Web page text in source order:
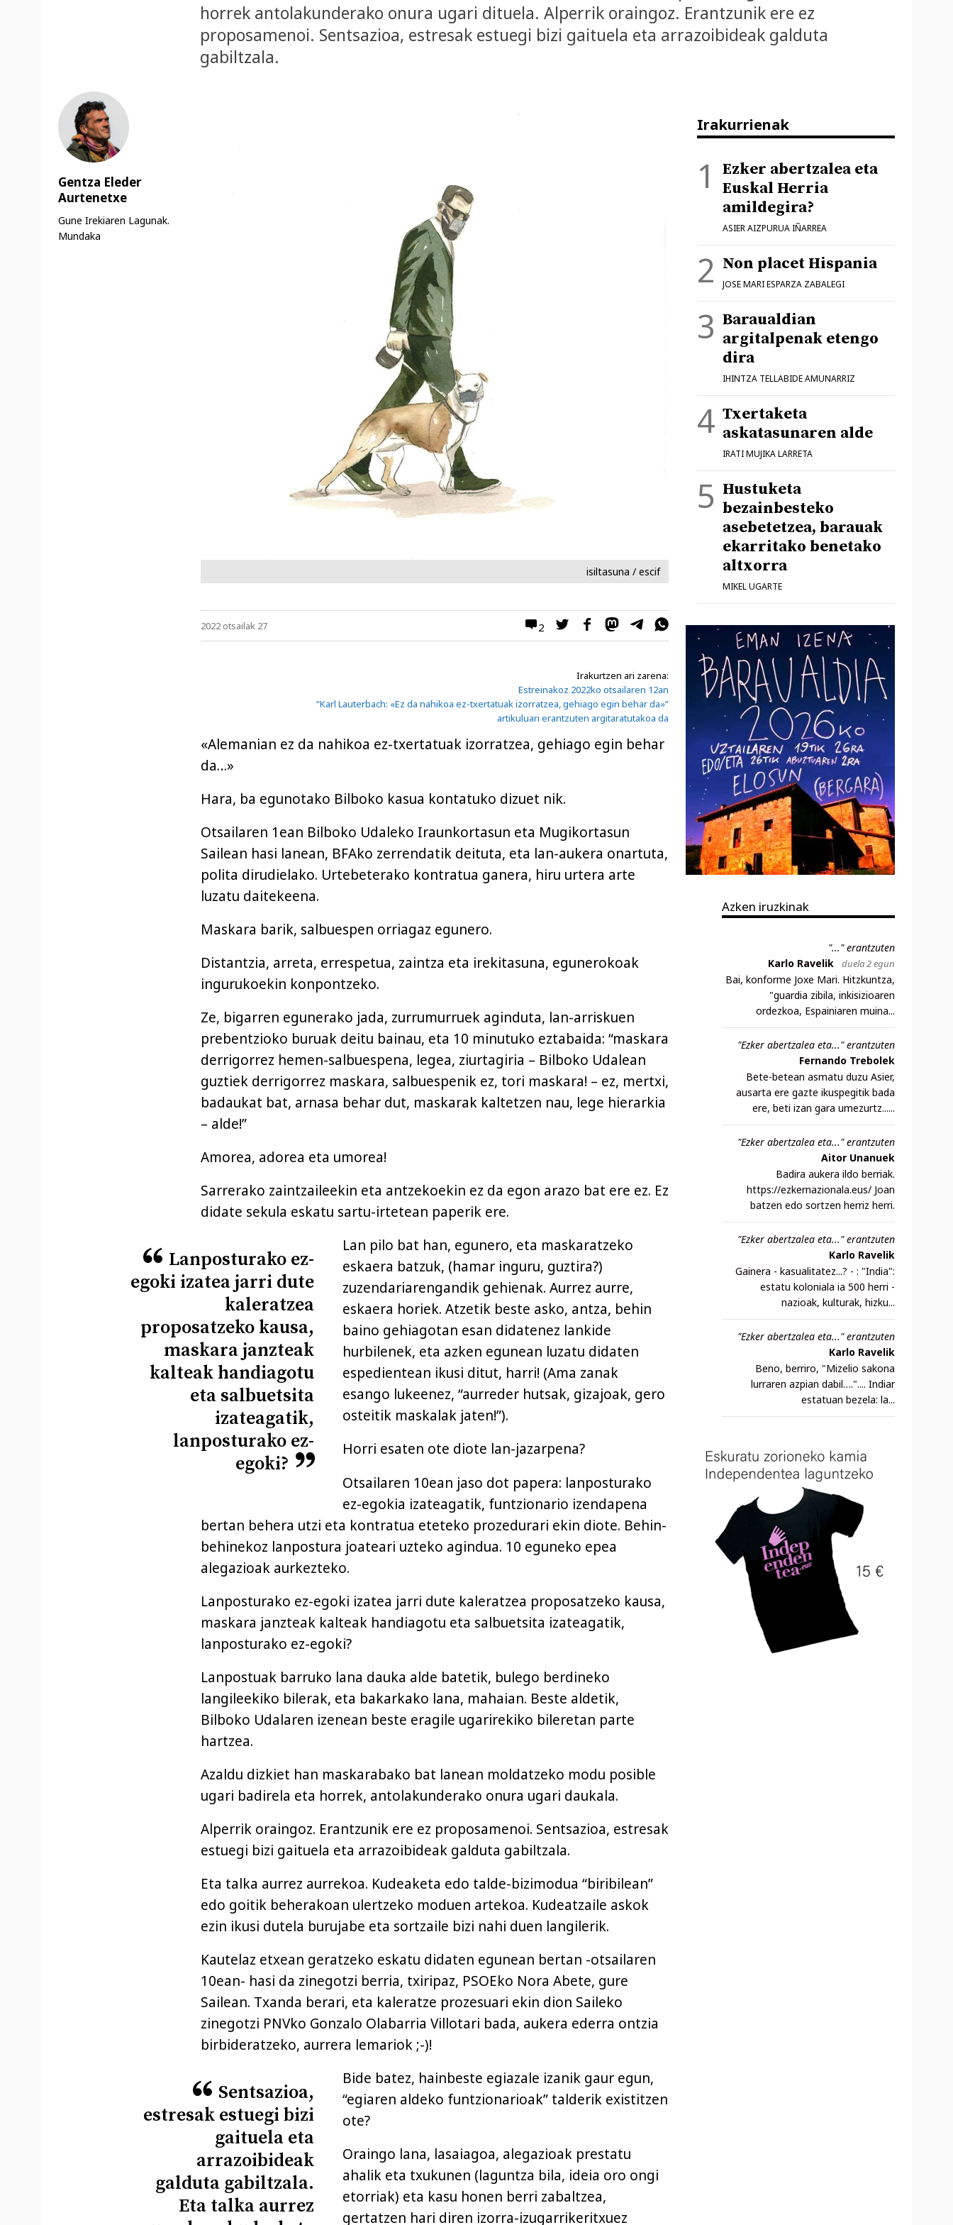
horrek antolakunderako onura ugari dituela. Alperrik oraingoz. Erantzunik ere ez
proposamenoi. Sentsazioa, estresak estuegi bizi gaituela eta arrazoibideak galduta
gabiltzala.
isiltasuna / escif
2
2022 otsailak 27
Irakurtzen ari zarena:
Estreinakoz 2022ko otsailaren 12an
“Karl Lauterbach: «Ez da nahikoa ez-txertatuak izorratzea, gehiago egin behar da»”
artikuluari erantzuten argitaratutakoa da
«Alemanian ez da nahikoa ez-txertatuak izorratzea, gehiago egin behar
da…»
Hara, ba egunotako Bilboko kasua kontatuko dizuet nik.
Otsailaren 1ean Bilboko Udaleko Iraunkortasun eta Mugikortasun
Sailean hasi lanean, BFAko zerrendatik deituta, eta lan-aukera onartuta,
polita dirudielako. Urtebeterako kontratua ganera, hiru urtera arte
luzatu daitekeena.
Maskara barik, salbuespen orriagaz egunero.
Distantzia, arreta, errespetua, zaintza eta irekitasuna, egunerokoak
ingurukoekin konpontzeko.
Ze, bigarren egunerako jada, zurrumurruek aginduta, lan-arriskuen
prebentzioko buruak deitu bainau, eta 10 minutuko eztabaida: “maskara
derrigorrez hemen-salbuespena, legea, ziurtagiria – Bilboko Udalean
guztiek derrigorrez maskara, salbuespenik ez, tori maskara! – ez, mertxi,
badaukat bat, arnasa behar dut, maskarak kaltetzen nau, lege hierarkia
– alde!”
Amorea, adorea eta umorea!
Sarrerako zaintzaileekin eta antzekoekin ez da egon arazo bat ere ez. Ez
didate sekula eskatu sartu-irtetean paperik ere.
Lanposturako ez-
egoki izatea jarri dute
kaleratzea
proposatzeko kausa,
maskara janzteak
kalteak handiagotu
eta salbuetsita
izateagatik,
lanposturako ez-
egoki?
Lan pilo bat han, egunero, eta maskaratzeko
eskaera batzuk, (hamar inguru, guztira?)
zuzendariarengandik gehienak. Aurrez aurre,
eskaera horiek. Atzetik beste asko, antza, behin
baino gehiagotan esan didatenez lankide
hurbilenek, eta azken egunean luzatu didaten
espedientean ikusi ditut, harri! (Ama zanak
esango lukeenez, “aurreder hutsak, gizajoak, gero
osteitik maskalak jaten!”).
Horri esaten ote diote lan-jazarpena?
Otsailaren 10ean jaso dot papera: lanposturako
ez-egokia izateagatik, funtzionario izendapena
bertan behera utzi eta kontratua eteteko prozedurari ekin diote. Behin-
behinekoz lanpostura joateari uzteko agindua. 10 eguneko epea
alegazioak aurkezteko.
Lanposturako ez-egoki izatea jarri dute kaleratzea proposatzeko kausa,
maskara janzteak kalteak handiagotu eta salbuetsita izateagatik,
lanposturako ez-egoki?
Lanpostuak barruko lana dauka alde batetik, bulego berdineko
langileekiko bilerak, eta bakarkako lana, mahaian. Beste aldetik,
Bilboko Udalaren izenean beste eragile ugarirekiko bileretan parte
hartzea.
Azaldu dizkiet han maskarabako bat lanean moldatzeko modu posible
ugari badirela eta horrek, antolakunderako onura ugari daukala.
Alperrik oraingoz. Erantzunik ere ez proposamenoi. Sentsazioa, estresak
estuegi bizi gaituela eta arrazoibideak galduta gabiltzala.
Eta talka aurrez aurrekoa. Kudeaketa edo talde-bizimodua “biribilean”
edo goitik beherakoan ulertzeko moduen artekoa. Kudeatzaile askok
ezin ikusi dutela burujabe eta sortzaile bizi nahi duen langilerik.
Kautelaz etxean geratzeko eskatu didaten egunean bertan -otsailaren
10ean- hasi da zinegotzi berria, txiripaz, PSOEko Nora Abete, gure
Sailean. Txanda berari, eta kaleratze prozesuari ekin dion Saileko
zinegotzi PNVko Gonzalo Olabarria Villotari bada, aukera ederra ontzia
birbideratzeko, aurrera lemariok ;-)!
Sentsazioa,
estresak estuegi bizi
gaituela eta
arrazoibideak
galduta gabiltzala.
Eta talka aurrez
Bide batez, hainbeste egiazale izanik gaur egun,
“egiaren aldeko funtzionarioak” talderik existitzen
ote?
Oraingo lana, lasaiagoa, alegazioak prestatu
ahalik eta txukunen (laguntza bila, ideia oro ongi
etorriak) eta kasu honen berri zabaltzea,
gertatzen hari diren izorra-izugarrikeritxuez
Gentza Eleder
Aurtenetxe
Gune Irekiaren Lagunak.
Mundaka
Irakurrienak
Ezker abertzalea eta
Euskal Herria
amildegira?
ASIER AIZPURUA IÑARREA
Non placet Hispania
JOSE MARI ESPARZA ZABALEGI
Baraualdian
argitalpenak etengo
dira
IHINTZA TELLABIDE AMUNARRIZ
Txertaketa
askatasunaren alde
IRATI MUJIKA LARRETA
Hustuketa
bezainbesteko
asebetetzea, barauak
ekarritako benetako
altxorra
MIKEL UGARTE
Azken iruzkinak
"..." erantzuten
Karlo Ravelik
duela 2 egun
Bai, konforme Joxe Mari. Hitzkuntza,
"guardia zibila, inkisizioaren
ordezkoa, Espainiaren muina...
"Ezker abertzalea eta..." erantzuten
Fernando Trebolek
Bete-betean asmatu duzu Asier,
ausarta ere gazte ikuspegitik bada
ere, beti izan gara umezurtz......
"Ezker abertzalea eta..." erantzuten
Aitor Unanuek
Badira aukera ildo berriak.
https://ezkernazionala.eus/ Joan
batzen edo sortzen herriz herri.
"Ezker abertzalea eta..." erantzuten
Karlo Ravelik
Gainera - kasualitatez...? - : "India":
estatu koloniala ia 500 herri -
nazioak, kulturak, hizku...
"Ezker abertzalea eta..." erantzuten
Karlo Ravelik
Beno, berriro, "Mizelio sakona
lurraren azpian dabil….".... Indiar
estatuan bezela: la...